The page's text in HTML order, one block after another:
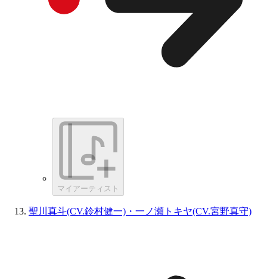
マイアーティスト
聖川真斗(CV.鈴村健一)・一ノ瀬トキヤ(CV.宮野真守)